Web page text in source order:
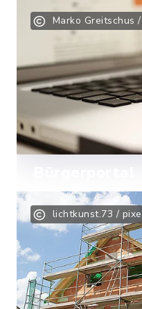
Finden Sie den
Ansprechpartner
Mehr lesen
Marko Greitschus
Ab sofort können
Anliegen
Hause aus
Mehr lesen